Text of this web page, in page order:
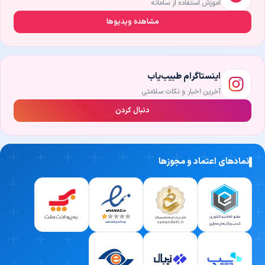
همیشه می‌گویند تشخیص درست، نیمی از درمان است! یک پزشک حاذق
سیروز کبدی باید بتواند با بررسی دقیق علائم، انجام معاینات بالینی و در
سریع‌ترین زمان ممکن و با بالاترین دقت شناسایی کند.
2. تجربه بالینی و سابقه کاری درخشان
در دنیای پزشکی، هیچ‌چیز جای «تجربه» را نمی‌گیرد. یکی از مهم‌ترین
معیارهای انتخاب بهترین دکتر سیروز کبدی، میزان سابقه او در مواجهه با
بیماران مختلف است. پزشکی که سال‌ها در این حوزه فعالیت کرده، با
را می‌گیرد.
علم پزشکی هر روز در حال تکامل است. پزشکی که دانش خود را در زمینه
سیروز کبدی به‌روز نگه می‌دارد، می‌تواند به‌جای روش‌های قدیمی، از
آموزش استفاده از سامانه
مشاهده ویدیوها
اینستاگرام طبیب‌یاب
آخرین اخبار و نکات سلامتی
دنبال کردن
نمادهای اعتماد و مجوزها